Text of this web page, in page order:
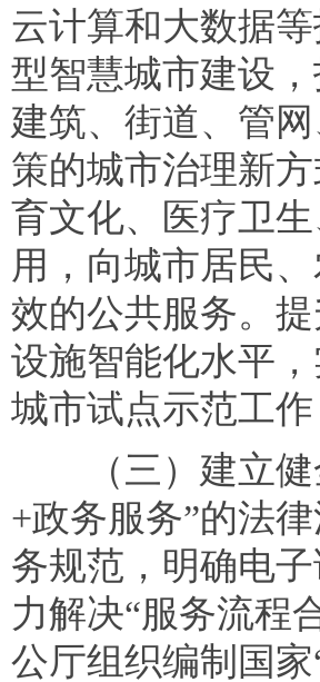
云计算和大数据
型智慧城市建设
建筑、街道、管
策的城市治理新
育文化、医疗卫
用，向城市居民
效的公共服务。
设施智能化水平
城市试点示范工
（三）建立健
+政务服务”的法
务规范，明确电
力解决“服务流程
公厅组织编制国